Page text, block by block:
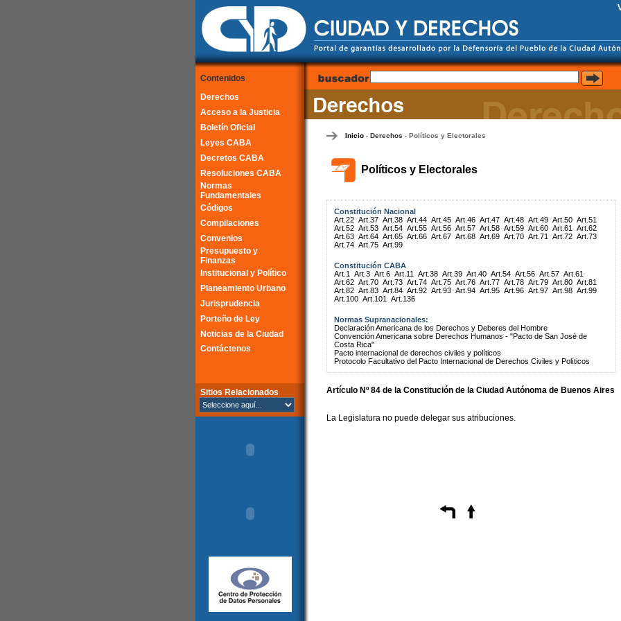
Contenidos
Derechos
Acceso a la Justicia
Boletín Oficial
Leyes CABA
Decretos CABA
Resoluciones CABA
Normas
Fundamentales
Códigos
Compilaciones
Convenios
Presupuesto y
Finanzas
Institucional y Político
Planeamiento Urbano
Jurisprudencia
Porteño de Ley
Noticias de la Ciudad
Contáctenos
Sitios Relacionados
Inicio- Derechos - Políticos y Electorales
Políticos y Electorales
Constitución Nacional
Art.22 Art.37 Art.38 Art.44 Art.45 Art.46 Art.47 Art.48 Art.49 Art.50 Art.51
Art.52 Art.53 Art.54 Art.55 Art.56 Art.57 Art.58 Art.59 Art.60 Art.61
Art.62
Art.63 Art.64 Art.65 Art.66 Art.67 Art.68 Art.69 Art.70 Art.71 Art.72 Art.73
Art.74 Art.75 Art.99
Constitución CABA
Art.1
Art.3 Art.6 Art.11 Art.38 Art.39 Art.40 Art.54 Art.56 Art.57 Art.61
Art.62 Art.70 Art.73 Art.74 Art.75 Art.76 Art.77 Art.78 Art.79 Art.80 Art.81
Art.82 Art.83 Art.84 Art.92 Art.93 Art.94 Art.95 Art.96 Art.97 Art.98 Art.99
Art.100 Art.101 Art.136
Normas Supranacionales:
Declaración Americana de los Derechos y Deberes del Hombre
Convención Americana sobre Derechos Humanos - "Pacto de San José de
Costa Rica"
Pacto internacional de derechos civiles y políticos
Protocolo Facultativo del Pacto Internacional de Derechos Civiles y Políticos
Artículo Nº 84 de la Constituciónde la Ciudad Autónoma de Buenos Aires
La Legislatura no puede delegar sus atribuciones.